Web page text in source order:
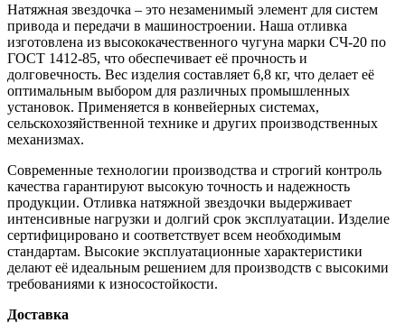
Натяжная звездочка – это незаменимый элемент для систем
привода и передачи в машиностроении. Наша отливка
изготовлена из высококачественного чугуна марки СЧ-20 по
ГОСТ 1412-85, что обеспечивает её прочность и
долговечность. Вес изделия составляет 6,8 кг, что делает её
оптимальным выбором для различных промышленных
установок. Применяется в конвейерных системах,
сельскохозяйственной технике и других производственных
механизмах.
Современные технологии производства и строгий контроль
качества гарантируют высокую точность и надежность
продукции. Отливка натяжной звездочки выдерживает
интенсивные нагрузки и долгий срок эксплуатации. Изделие
сертифицировано и соответствует всем необходимым
стандартам. Высокие эксплуатационные характеристики
делают её идеальным решением для производств с высокими
требованиями к износостойкости.
Доставка